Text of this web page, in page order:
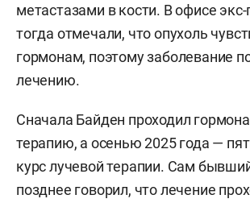
метастазами в кости. В офисе
тогда отмечали, что опухоль
гормонам, поэтому заболевание
лечению.
Сначала Байден проходил
терапию, а осенью 2025 года —
курс лучевой терапии. Сам
позднее говорил, что лечение